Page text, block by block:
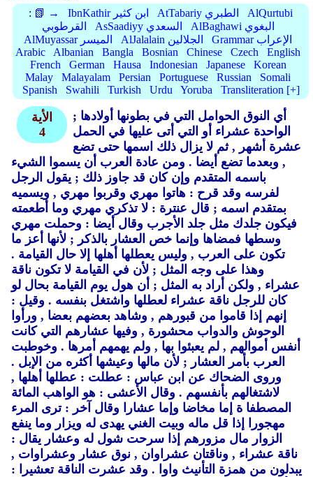
: 📗 → IbnKathir ابن كثير AtTabariy الطبري
AlQurtubi
القرطوبي
AsSaadiyy السعدي
AlBaghawi البغوي
AlMuyassar الميسر
AlJalalain الجلالين
Grammar الإعراب
Arabic
Albanian Bangla Bosnian Chinese Czech
English
French
German Hausa Indonesian Japanese
Korean
Malay
Malayalam Persian Portuguese Russian
Somali
Spanish
Swahili Turkish Urdu Yoruba Transliteration [+]
الأية
4
أي النوق الحوامل التي في بطونها أولادها ;
الواحدة عشراء أو التي أتى عليها في الحمل
عشرة أشهر ,ثم لا يزال ذلك اسمها حتى تضع
, وبعدما تضع أيضا . ومن عادة العرب أن يسموا الشيء
باسمه المتقدم وإن كان قد جاوز ذلك ; يقول الرجل
لفرسه وقد قرح : هاتوا مهري وقربوا مهري , ويسميه
بمتقدم اسمه ; قال عنترة : لا تذكري مهري وما أطعمته
فيكون جلدك مثل جلد الأجرب وقال أيضا : وحملت مهري
وسطها فمضاها وإنما خص العشار بالذكر ; لأنها أعز ما
تكون على العرب , وليس يعطلها أهلها إلا حال القيامة .
وهذا على وجه المثل ; لأن في القيامة لا تكون ناقة
عشراء , ولكن أراد به المثل ; أن هول يوم القيامة بحال لو
كان للرجل ناقة عشراء لعطلها واشتغل بنفسه . وقيل :
إنهم إذا قاموا من قبورهم , وشاهد بعضهم بعضا , ورأوا
الوحوش والدواب محشورة , وفيها عشارهم التي كانت
أنفس أموالهم , لم يعبئوا بها , ولم يهمهم أمرها . وخوطبت
العرب بأمر العشار ; لأن مالها وعيشها أكثره من الإبل .
وروى الضحاك عن ابن عباس : عطلت : عطلها أهلها ,
لاشتغالهم بأنفسهم . وقال الأعشى : هو الواهب المائة
المصطفا ة إما مخاضا وإما عشارا وقال آخر : ترى المرء
مهجورا إذا قل ماله وبيت الغني يهدى له ويزار وما ينفع
الزوار مال مزورهم إذا سرحت شول له وعشار يقال :
ناقة عشراء , وناقتان عشراوان , نوق عشار وعشراوات ,
يبدلون من همزة التأنيث واوا . وقد عشرت الناقة تعشيرا :